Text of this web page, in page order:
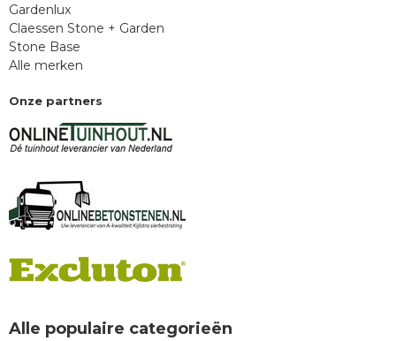
Gardenlux
Claessen Stone + Garden
Stone Base
Alle merken
Onze partners
Alle populaire categorieën